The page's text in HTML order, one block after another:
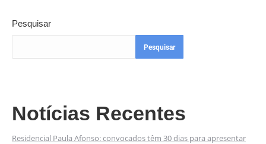
Pesquisar
Pesquisar
Notícias Recentes
Residencial Paula Afonso: convocados têm 30 dias para apresentar